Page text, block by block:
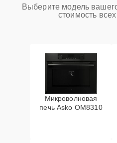
Выберите модель
стоимость
Микроволновая
печь Asko OM8310